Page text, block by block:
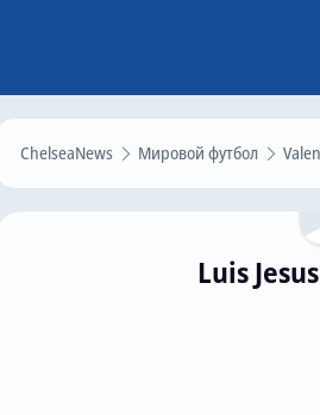
ChelseaNews Мировой футбол
Luis